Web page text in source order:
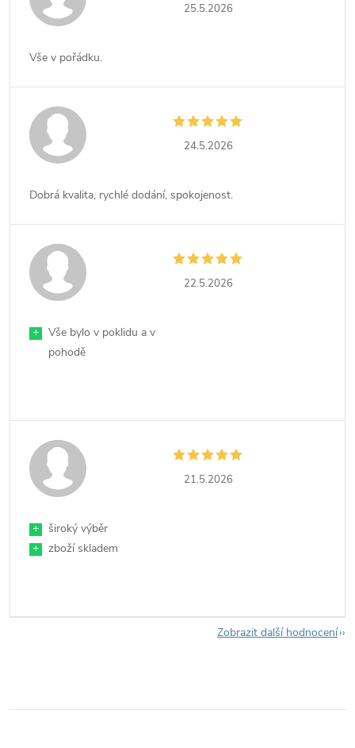
25.5.2026
Vše v pořádku.
24.5.2026
Dobrá kvalita, rychlé dodání, spokojenost.
22.5.2026
+
Vše bylo v poklidu a v
pohodě
21.5.2026
+
široký výběr
+
zboží skladem
Zobrazit další hodnocení